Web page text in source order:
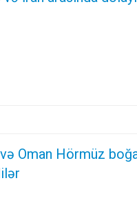
Oman Hörmüz